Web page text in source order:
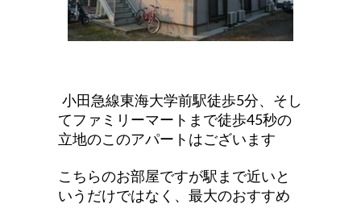
小田急線東海大学前駅徒歩5分、そし
てファミリーマートまで徒歩45秒の
立地のこのアパートはございます
こちらのお部屋ですが駅まで近いと
いうだけではなく、最大のおすすめ